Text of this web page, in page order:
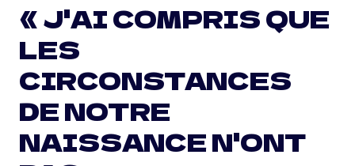
« J'AI COMPRIS QUE
LES
CIRCONSTANCES
DE NOTRE
NAISSANCE N'ONT